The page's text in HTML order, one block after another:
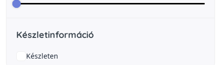
Készletinformáció
Készleten